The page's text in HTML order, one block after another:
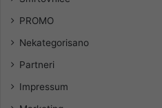
PROMO
Nekategorisano
Partneri
Impressum